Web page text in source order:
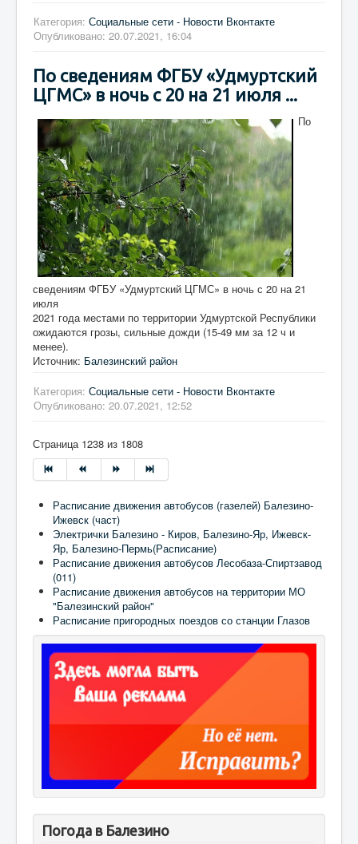
Категория: Социальные сети - Новости Вконтакте
Опубликовано: 20.07.2021, 16:04
По сведениям ФГБУ «Удмуртский
ЦГМС» в ночь с 20 на 21 июля ...
По
сведениям ФГБУ «Удмуртский ЦГМС» в ночь с 20 на 21
июля
2021 года местами по территории Удмуртской Республики
ожидаются грозы, сильные дожди (15-49 мм за 12 ч и
менее).
Источник: Балезинский район
Категория: Социальные сети - Новости Вконтакте
Опубликовано: 20.07.2021, 12:52
Страница 1238 из 1808
Расписание движения автобусов (газелей) Балезино-
Ижевск (част)
Электрички Балезино - Киров, Балезино-Яр, Ижевск-
Яр, Балезино-Пермь(Расписание)
Расписание движения автобусов Лесобаза-Спиртзавод
(011)
Расписание движения автобусов на территории МО
"Балезинский район"
Расписание пригородных поездов со станции Глазов
Погода в Балезино